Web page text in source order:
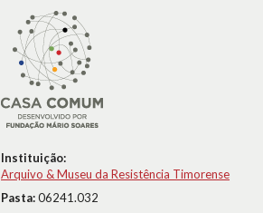
Instituição:
Arquivo & Museu da Resistência Timorense
Pasta:06241.032